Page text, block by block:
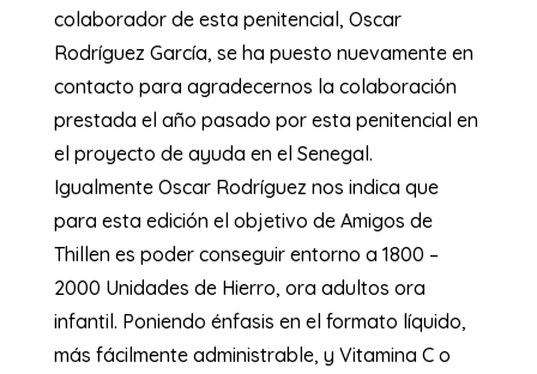
colaborador de esta penitencial, Oscar
Rodríguez García, se ha puesto nuevamente en
contacto para agradecernos la colaboración
prestada el año pasado por esta penitencial en
el proyecto de ayuda en el Senegal.
Igualmente Oscar Rodríguez nos indica que
para esta edición el objetivo de Amigos de
Thillen es poder conseguir entorno a 1800 –
2000 Unidades de Hierro, ora adultos ora
infantil. Poniendo énfasis en el formato líquido,
más fácilmente administrable, y Vitamina C o